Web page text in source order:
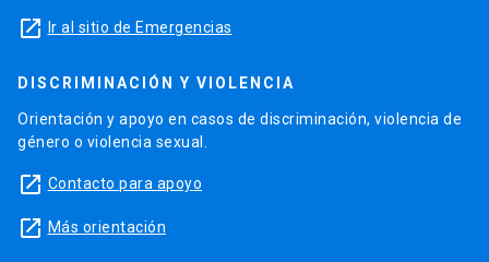
launch Ir al sitio de Emergencias
DISCRIMINACIÓN Y VIOLENCIA
Orientación y apoyo en casos de discriminación, violencia de
género o violencia sexual.
launch Contacto para apoyo
launch Más orientación